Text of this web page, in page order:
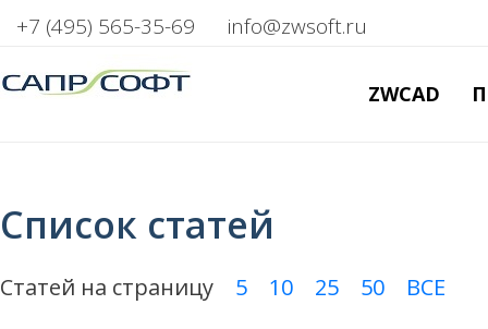
+7 (495) 565-35-69 info@zwsoft.ru
ZWCAD
Список статей
Статей на страницу 5 10 25 50 ВСЕ